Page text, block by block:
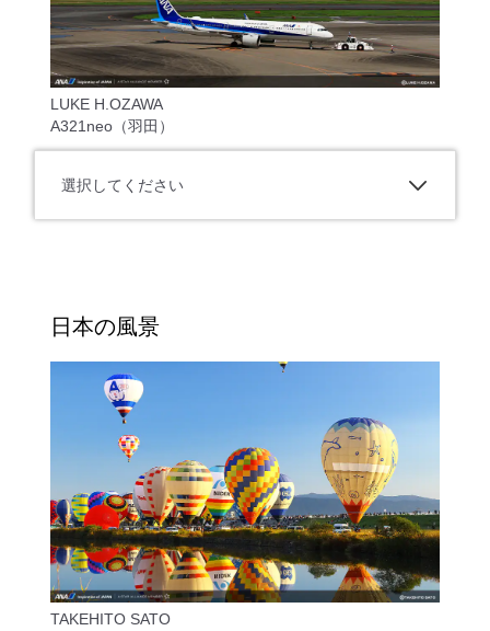
LUKE H.OZAWA
A321neo（羽田）
選択してください
日本の風景
TAKEHITO SATO